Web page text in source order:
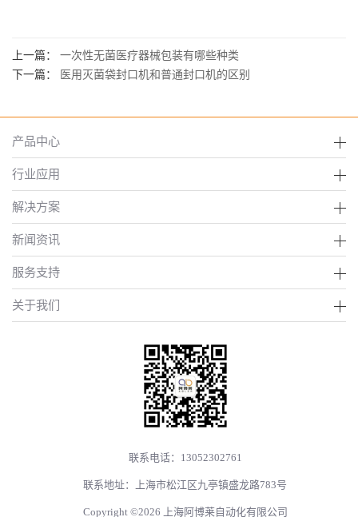
上一篇： 一次性无菌医疗器械包装有哪些种类
下一篇：
医用灭菌袋封口机和普通封口机的区别
产品中心
行业应用
解决方案
新闻资讯
服务支持
关于我们
联系电话：13052302761
联系地址：上海市松江区九亭镇盛龙路783号
Copyright ©2026 上海阿博莱自动化有限公司